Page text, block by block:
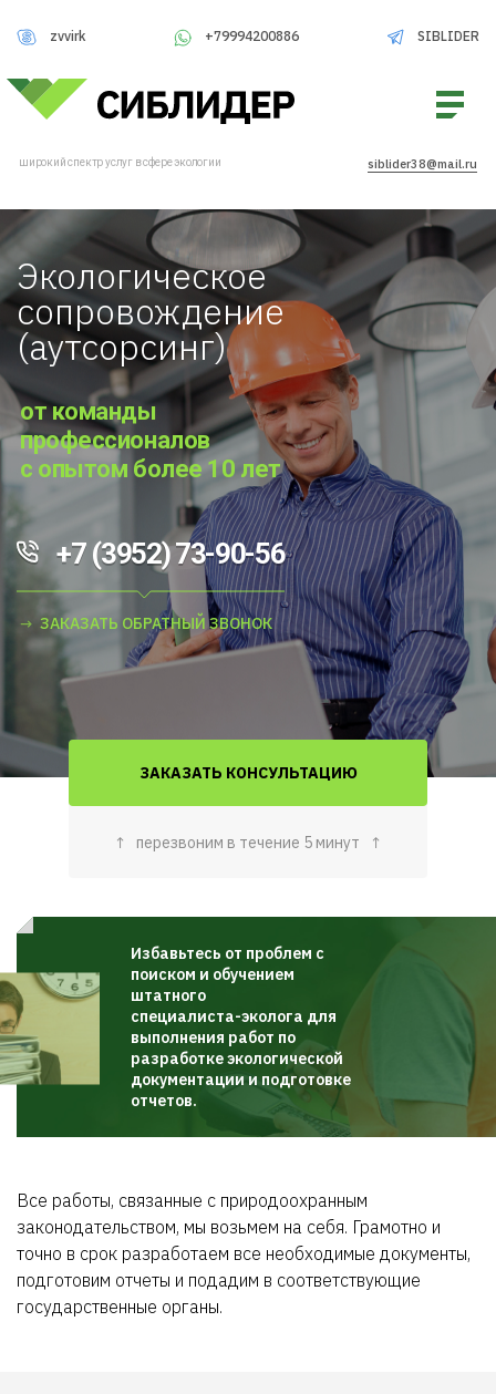
zvvirk +79994200886 SIBLIDER
широкий спектр услуг в сфере экологии siblider38@mail.ru
Экологическое
сопровождение
(аутсорсинг)
от команды
профессионалов
с опытом более 10 лет
+7 (3952) 73-90-56
ЗАКАЗАТЬ ОБРАТНЫЙ ЗВОНОК
ЗАКАЗАТЬ КОНСУЛЬТАЦИЮ
↑ перезвоним в течение 5 минут ↑
Избавьтесь от проблем с
поиском и обучением
штатного
специалиста-эколога для
выполнения работ по
разработке экологической
документации и подготовке
отчетов.
Все работы, связанные с природоохранным
законодательством, мы возьмем на себя. Грамотно и
точно в срок разработаем все необходимые документы,
подготовим отчеты и подадим в соответствующие
государственные органы.